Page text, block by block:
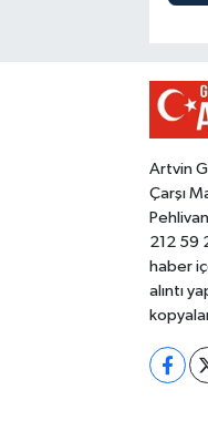
Artvin
Çarşı
212 59
haber
alıntı